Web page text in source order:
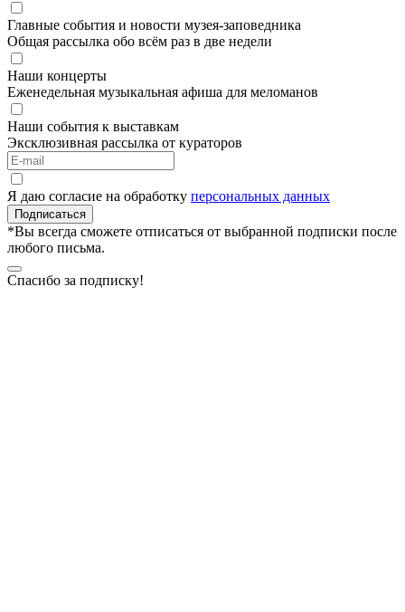
Главные события и новости музея-заповедника
Общая рассылка обо всём раз в две недели
Наши концерты
Еженедельная музыкальная афиша для меломанов
Наши события к выставкам
Эксклюзивная рассылка от кураторов
Я даю согласие на обработку персональных данных
Подписаться
*Вы всегда сможете отписаться от выбранной подписки после
любого письма.
Спасибо за подписку!